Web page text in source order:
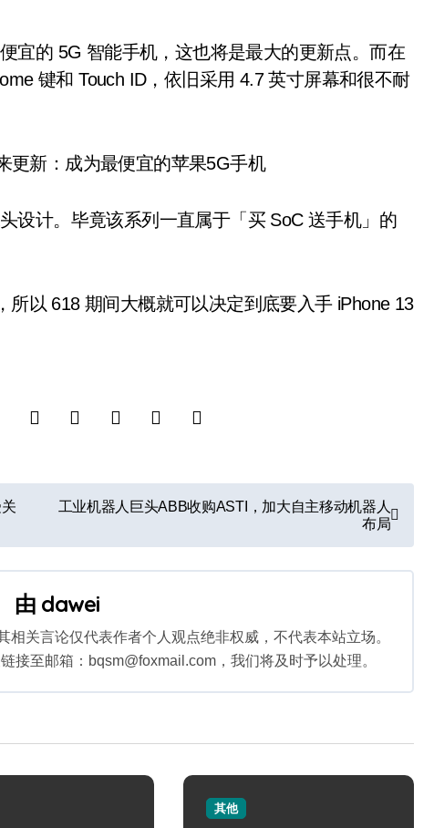
宜的 5G 智能手机，这也将是最大的更新点。而在
键和 Touch ID，依旧采用 4.7 英寸屏幕和很不耐
设计。毕竟该系列一直属于「买 SoC 送手机」的
以 618 期间大概就可以决定到底要入手 iPhone 13
工业机器人巨头ABB收购ASTI，加大自主移动机器人
布局
由 dawei
相关言论仅代表作者个人观点绝非权威，不代表本站立场。
接至邮箱：bqsm@foxmail.com，我们将及时予以处理。
其他